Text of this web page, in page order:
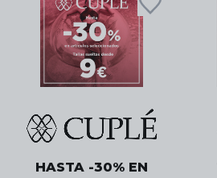
HASTA -30% EN